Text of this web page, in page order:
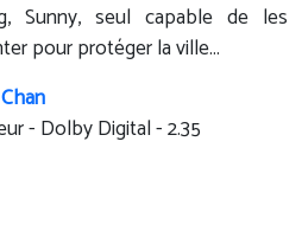
seul capable de les
pour protéger la ville...
- Dolby Digital - 2.35